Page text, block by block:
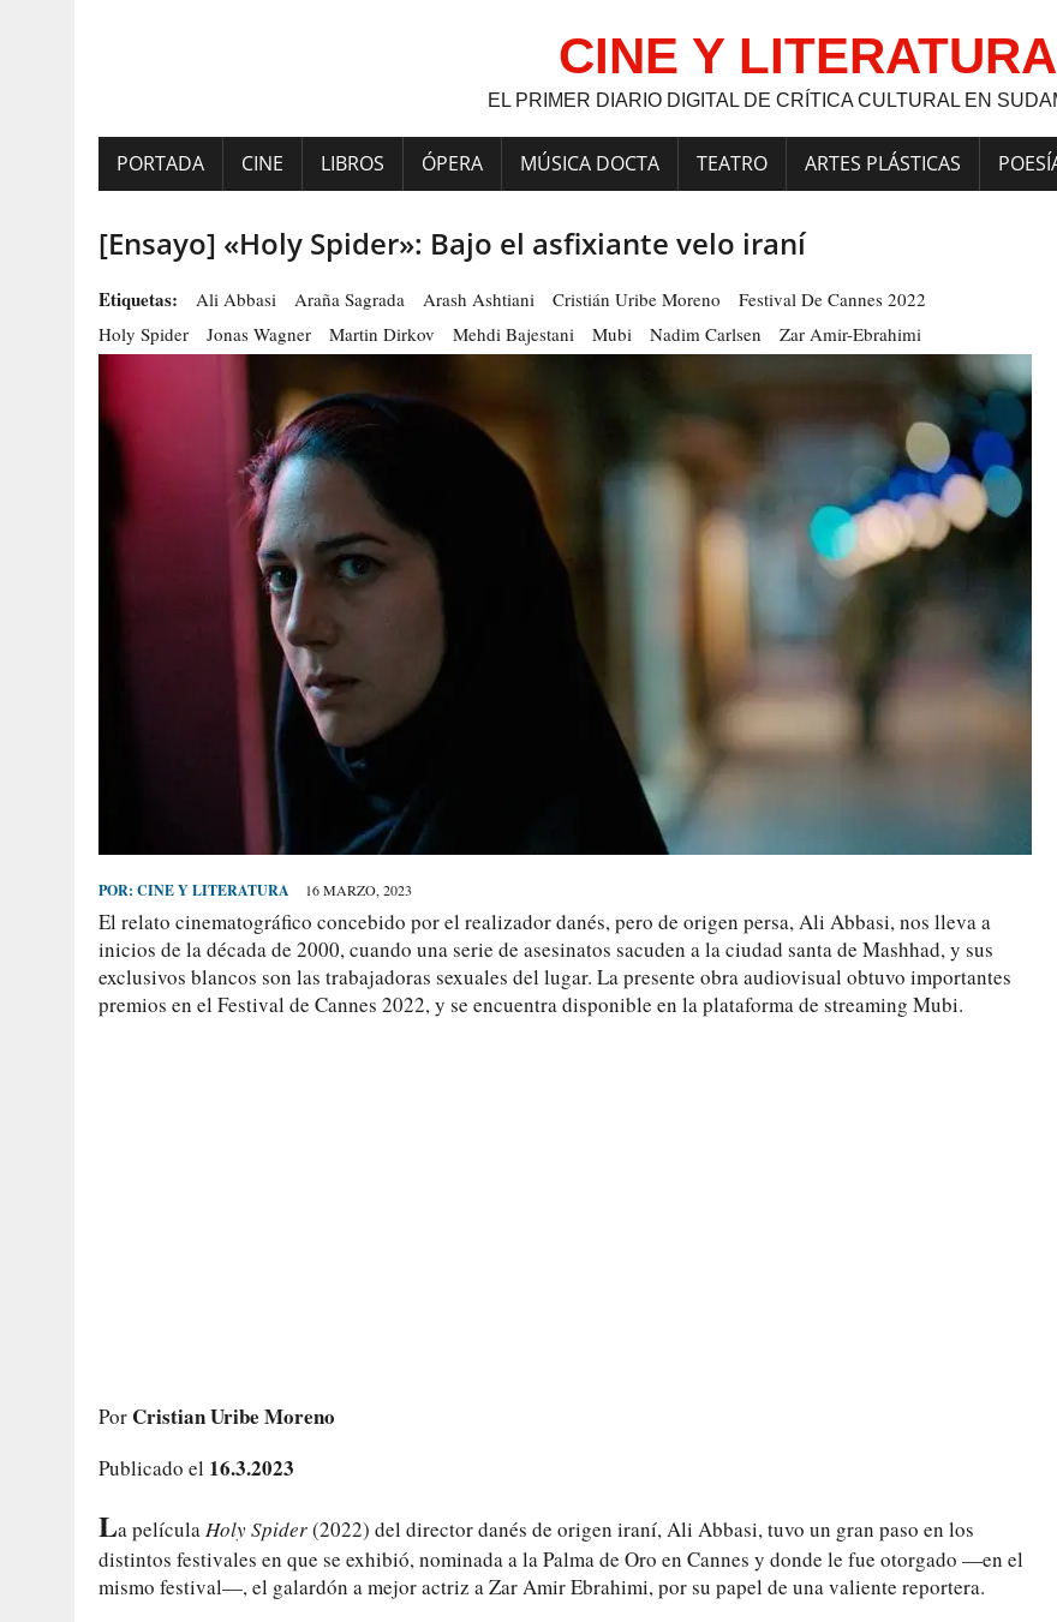
CINE Y LITERATURA
EL PRIMER DIARIO DIGITAL DE CRÍTICA CULTURAL EN
PORTADA CINE LIBROS ÓPERA MÚSICA DOCTA TEATRO ARTES PLÁSTICAS
[Ensayo] «Holy Spider»: Bajo el asfixiante velo iraní
Etiquetas: Ali Abbasi Araña Sagrada Arash Ashtiani Cristián Uribe Moreno
Festival De Cannes 2022
Holy Spider
Jonas Wagner Martin Dirkov Mehdi Bajestani Mubi Nadim Carlsen Zar Amir-Ebrahimi
POR: CINE Y LITERATURA 16 MARZO, 2023
El relato cinematográfico concebido por el realizador danés, pero de origen persa, Ali Abbasi, nos lleva a
inicios de la década de 2000, cuando una serie de asesinatos sacuden a la ciudad santa de Mashhad, y sus
exclusivos blancos son las trabajadoras sexuales del lugar. La presente obra audiovisual obtuvo importantes
premios en el Festival de Cannes 2022, y se encuentra disponible en la plataforma de streaming Mubi.
Por Cristian Uribe Moreno
Publicado el 16.3.2023
La películaHoly Spider(2022) del director danés de origen iraní, Ali Abbasi, tuvo un gran paso en los
distintos festivales en que se exhibió, nominada a la Palma de Oro en Cannes y donde le fue otorgado —en el
mismo festival—, el galardón a mejor actriz a Zar Amir Ebrahimi, por su papel de una valiente reportera.